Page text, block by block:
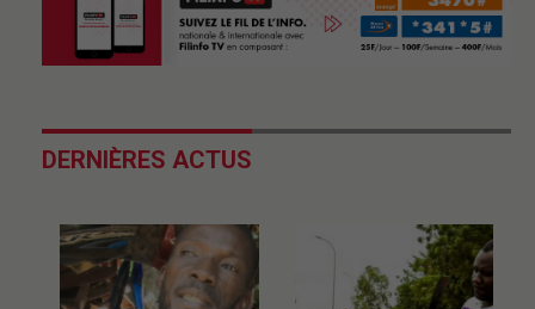
DERNIÈRES ACTUS